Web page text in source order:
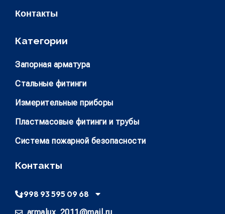
Контакты
Категории
Запорная арматура
Стальные фитинги
Измерительные приборы
Пластмасовые фитинги и трубы
Система пожарной безопасности
Контакты
+998 93 595 09 68